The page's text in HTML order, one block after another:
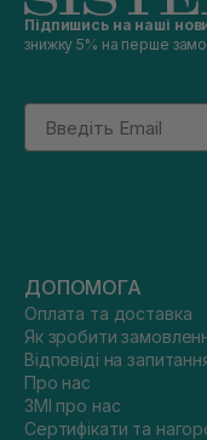
Підпишись на наші
знижку 5% на перше
Email
ДОПОМОГА
Оплата та доставка
Як зробити
Відповіді на
Про нас
ЗМІ про нас
Сертифікати та